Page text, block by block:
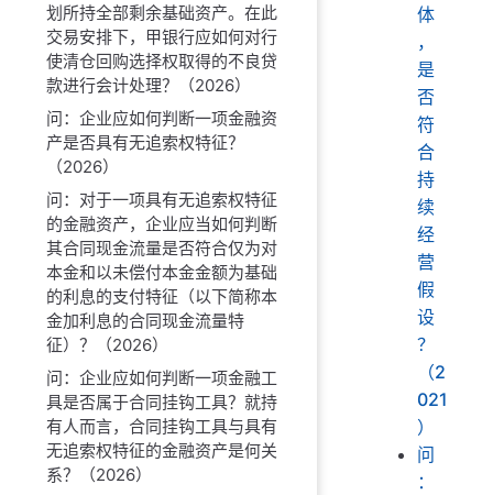
划所持全部剩余基础资产。在此
交易安排下，甲银行应如何对行
使清仓回购选择权取得的不良贷
款进行会计处理？（2026）
问：企业应如何判断一项金融资
产是否具有无追索权特征？
（2026）
问：对于一项具有无追索权特征
的金融资产，企业应当如何判断
其合同现金流量是否符合仅为对
本金和以未偿付本金金额为基础
的利息的支付特征（以下简称本
金加利息的合同现金流量特
征）？（2026）
问：企业应如何判断一项金融工
具是否属于合同挂钩工具？就持
有人而言，合同挂钩工具与具有
无追索权特征的金融资产是何关
系？（2026）
体
，
是
否
符
合
持
续
经
营
假
设
？
（2
021
）
问
：